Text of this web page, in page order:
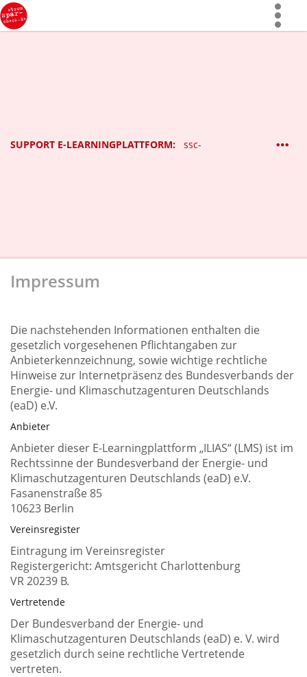
Mehr
SUPPORT E-LEARNINGPLATTFORM: ssc-
support@endo7.cloud +++ Tel. 030 75437370 von
Montag bis Freitag, 9-17 Uhr
Impressum
Die nachstehenden Informationen enthalten die
gesetzlich vorgesehenen Pflichtangaben zur
Anbieterkennzeichnung, sowie wichtige rechtliche
Hinweise zur Internetpräsenz des Bundesverbands der
Energie- und Klimaschutzagenturen Deutschlands
(eaD) e.V.
Anbieter
Anbieter dieser E-Learningplattform „ILIAS“ (LMS) ist im
Rechtssinne der Bundesverband der Energie- und
Klimaschutzagenturen Deutschlands (eaD) e.V.
Fasanenstraße 85
10623 Berlin
Vereinsregister
Eintragung im Vereinsregister
Registergericht: Amtsgericht Charlottenburg
VR 20239 B.
Vertretende
Der Bundesverband der Energie- und
Klimaschutzagenturen Deutschlands (eaD) e. V. wird
gesetzlich durch seine rechtliche Vertretende
vertreten.